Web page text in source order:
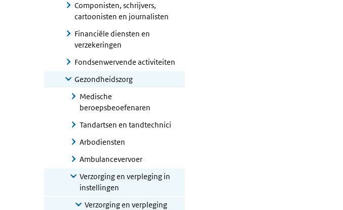
Componisten, schrijvers,
cartoonisten en journalisten
Financiële diensten en
verzekeringen
Fondsenwervende activiteiten
Gezondheidszorg
Medische
beroepsbeoefenaren
Tandartsen en tandtechnici
Arbodiensten
Ambulancevervoer
Verzorging en verpleging in
instellingen
Verzorging en verpleging